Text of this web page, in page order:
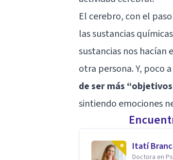
El cerebro, con el
las sustancias
sustancias nos hacían
otra persona. Y, poco
de ser más
sintiendo emociones
Itatí
Doctora en